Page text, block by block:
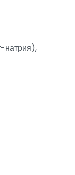
натрия),